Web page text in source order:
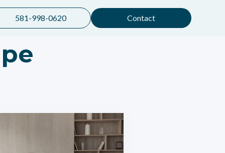
581-998-0620 Contact